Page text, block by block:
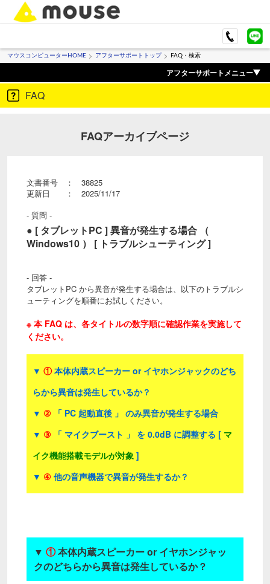
マウスコンピューターHOME アフターサポートトップ FAQ・検索
アフターサポートメニュー
FAQ
FAQアーカイブページ
文書番号 ： 38825
更新日 ： 2025/11/17
- 質問 -
● [ タブレットPC ] 異音が発生する場合 （
Windows10 ） [ トラブルシューティング ]
- 回答 -
タブレットPC から異音が発生する場合は、以下のトラブルシ
ューティングを順番にお試しください。
※ 本 FAQ は、各タイトルの数字順に確認作業を実施して
ください。
▼ ①本体内蔵スピーカー or イヤホンジャックのどち
らから異音は発生しているか？
▼ ② 「 PC 起動直後 」 のみ異音が発生する場合
▼ ③ 「 マイクブースト 」 を 0.0dB に調整する [ マ
イク機能搭載モデルが対象 ]
▼ ④ 他の音声機器で異音が発生するか？
▼①本体内蔵スピーカー or イヤホンジャッ
クのどちらから異音は発生しているか？